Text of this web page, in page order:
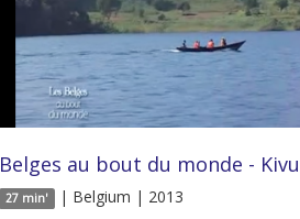
Belges au bout du monde - Kivu
27 min' | Belgium | 2013